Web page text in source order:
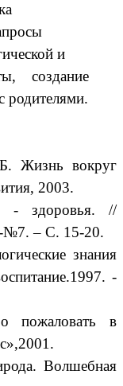
и
создание
родителями.
Жизнь вокруг
2003.
- здоровья. //
-№7. – С. 15-20.
знания
-
в
Волшебная